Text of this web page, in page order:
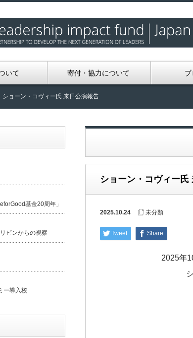
いて 寄付・協力について
ショーン・コヴィー氏 来日公演報告
ショーン・コヴィー氏
2025.10.24 未分類
Tweet Share
2025年
基金20周年」
ピンからの視察
ー導入校